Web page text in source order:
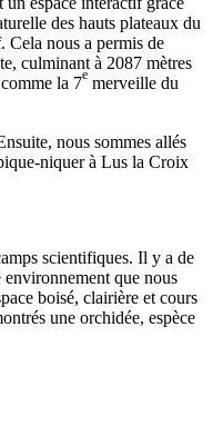
des hauts plateaux du
Cela nous a permis de
culminant à 2087 mètres
la 7e merveille du
nous sommes allés
niquer à Lus la Croix
scientifiques. Il y a de
environnement que nous
boisé, clairière et cours
une orchidée, espèce